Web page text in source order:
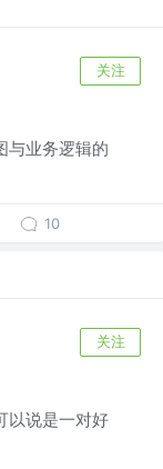
关注
与业务逻辑的
10
关注
以说是一对好